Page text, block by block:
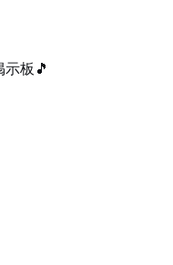
板🎵